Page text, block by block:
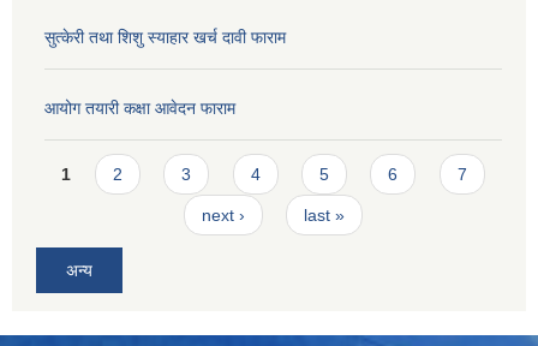
सुत्केरी तथा शिशु स्याहार खर्च दावी फाराम
आयोग तयारी कक्षा आवेदन फाराम
Pages
1 2 3 4 5 6 7
next › last »
अन्य